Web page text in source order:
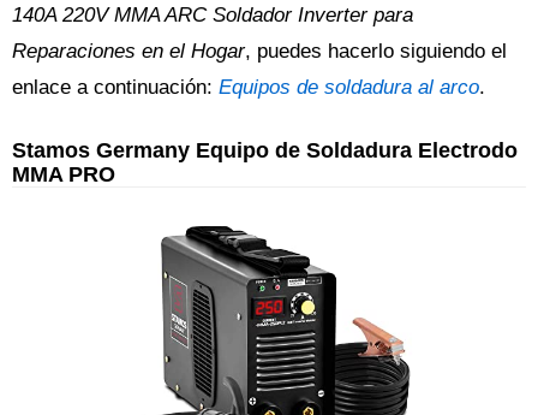
140A 220V MMA ARC Soldador Inverter para
Reparaciones en el Hogar, puedes hacerlo siguiendo el
enlace a continuación: Equipos de soldadura al arco.
Stamos Germany Equipo de Soldadura Electrodo
MMA PRO